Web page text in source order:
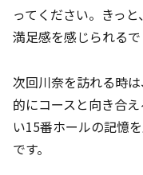
ってください。きっ
満足感を感じられるで
次回川奈を訪れる時
的にコースと向き合
い15番ホールの記憶
です。